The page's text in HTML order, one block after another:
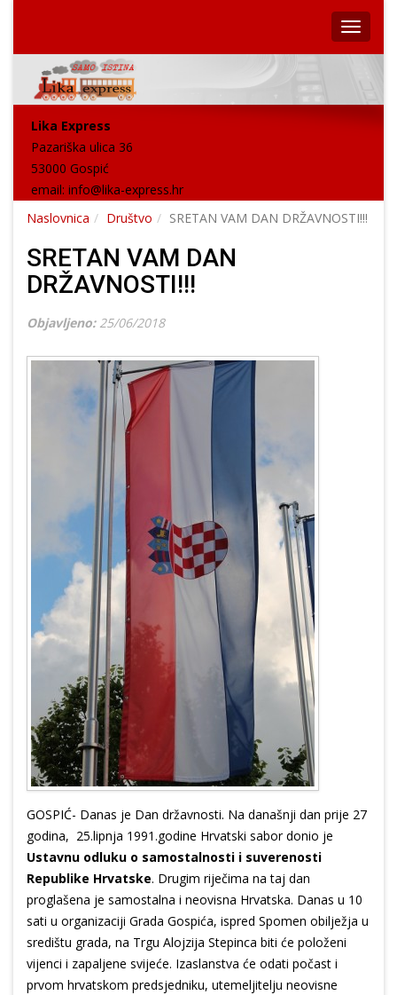
Lika Express
Pazariška ulica 36
53000 Gospić
email: info@lika-express.hr
Naslovnica
Društvo SRETAN VAM DAN DRŽAVNOSTI!!!
SRETAN VAM DAN
DRŽAVNOSTI!!!
Objavljeno: 25/06/2018
GOSPIĆ- Danas je Dan državnosti. Na današnji dan prije 27
godina, 25.lipnja 1991.godine Hrvatski sabor donio je
Ustavnu odluku o samostalnosti i suverenosti
Republike Hrvatske. Drugim riječima na taj dan
proglašena je samostalna i neovisna Hrvatska. Danas u 10
sati u organizaciji Grada Gospića, ispred Spomen obilježja u
središtu grada, na Trgu Alojzija Stepinca biti će položeni
vijenci i zapaljene svijeće. Izaslanstva će odati počast i
prvom hrvatskom predsjedniku, utemeljitelju neovisne